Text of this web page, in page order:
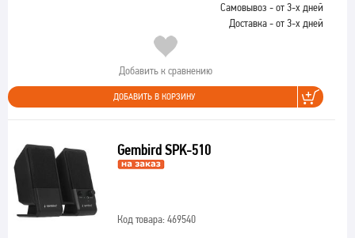
Самовывоз - от 3-х дней
Доставка - от 3-х дней
Добавить к сравнению
ДОБАВИТЬ В КОРЗИНУ
Gembird SPK-510
Код товара: 469540